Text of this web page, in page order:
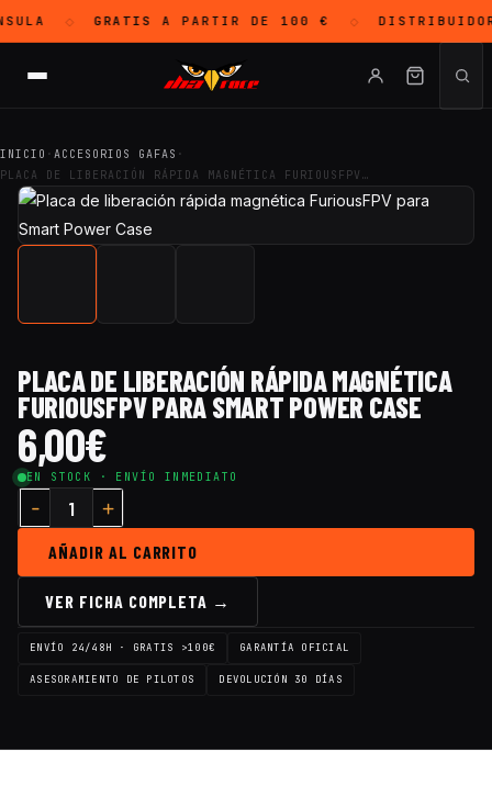
◇ GRATISA PARTIR DE 100 € ◇
INICIO · ACCESORIOS GAFAS ·
PLACA DE LIBERACIÓN RÁPIDA MAGNÉTICA FURIOUSFPV…
PLACA DE LIBERACIÓN RÁPIDA MAGNÉTICA
FURIOUSFPV PARA SMART POWER CASE
6,00€
EN STOCK · ENVÍO INMEDIATO
AÑADIR AL CARRITO
VER FICHA COMPLETA →
ENVÍO 24/48H · GRATIS >100€ GARANTÍA OFICIAL
ASESORAMIENTO DE PILOTOS DEVOLUCIÓN 30 DÍAS